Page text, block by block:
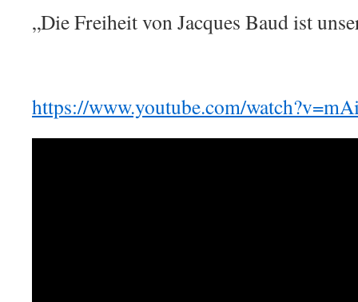
„Die Freiheit von Jacques Baud ist
https://www.youtube.com/